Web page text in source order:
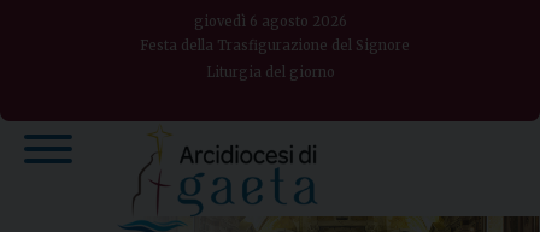
giovedì 6 agosto 2026
Festa della Trasfigurazione del Signore
Liturgia del giorno